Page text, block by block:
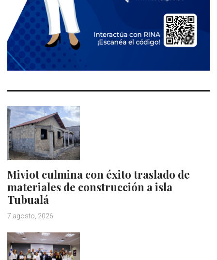
Miviot culmina con éxito traslado de
materiales de construcción a isla
Tubualá
7 agosto, 2026